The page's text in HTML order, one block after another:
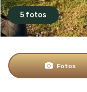
5 fotos
Fotos